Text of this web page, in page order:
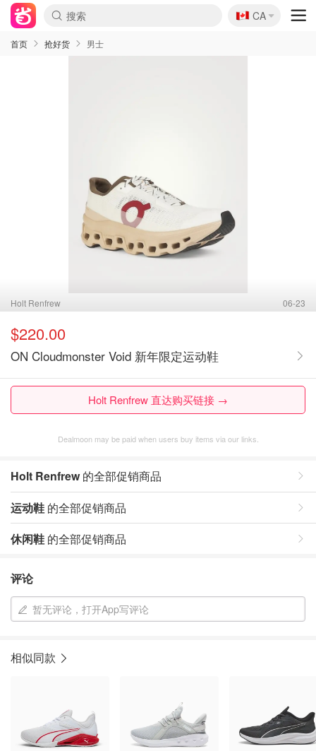
🇨🇦
CA
首页 抢好货 男士
Holt Renfrew 06-23
$220.00
ON Cloudmonster Void 新年限定运动鞋
Holt Renfrew 直达购买链接 →
Dealmoon may be paid when users buy items via our links.
Holt Renfrew 的全部促销商品
运动鞋 的全部促销商品
休闲鞋 的全部促销商品
评论
暂无评论，打开App写评论
相似同款